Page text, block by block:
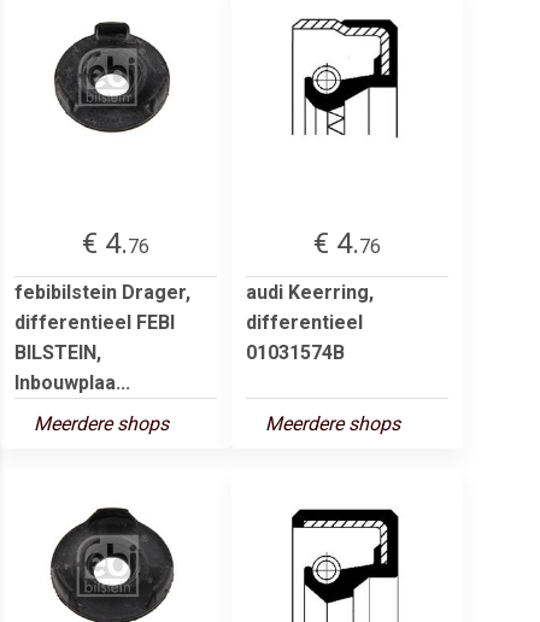
€ 4.76
febibilstein Drager,
differentieel FEBI
BILSTEIN,
Inbouwplaa...
Meerdere shops
€ 4.76
audi Keerring,
differentieel
01031574B
Meerdere shops